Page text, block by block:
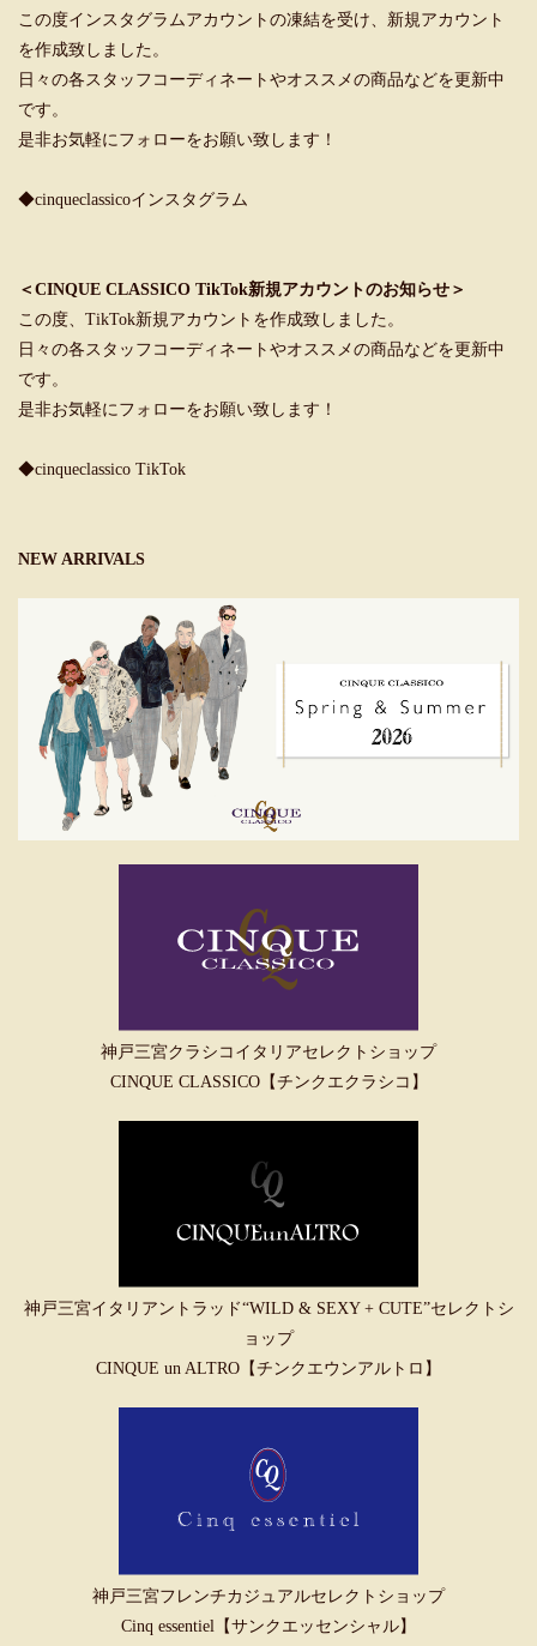
この度インスタグラムアカウントの凍結を受け、新規アカウント
を作成致しました。
日々の各スタッフコーディネートやオススメの商品などを更新中
です。
是非お気軽にフォローをお願い致します！
◆cinqueclassicoインスタグラム
＜CINQUE CLASSICO TikTok新規アカウントのお知らせ＞
この度、TikTok新規アカウントを作成致しました。
日々の各スタッフコーディネートやオススメの商品などを更新中
です。
是非お気軽にフォローをお願い致します！
◆cinqueclassico TikTok
NEW ARRIVALS
神戸三宮クラシコイタリアセレクトショップ
CINQUE CLASSICO【チンクエクラシコ】
神戸三宮イタリアントラッド“WILD & SEXY + CUTE”セレクトシ
ョップ
CINQUE un ALTRO【チンクエウンアルトロ】
神戸三宮フレンチカジュアルセレクトショップ
Cinq essentiel【サンクエッセンシャル】